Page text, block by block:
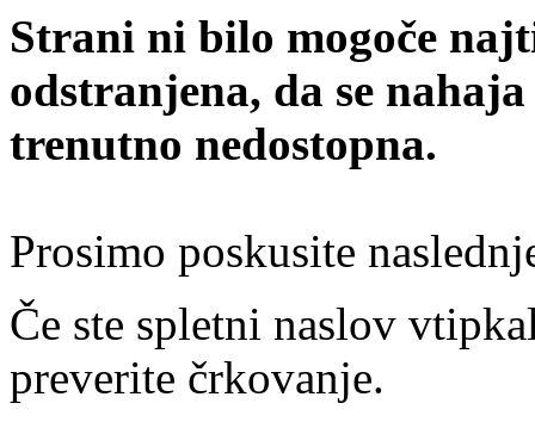
Strani ni bilo mogoče
odstranjena, da se
trenutno nedostopna.
Prosimo poskusite
Če ste spletni naslov
preverite črkovanje.